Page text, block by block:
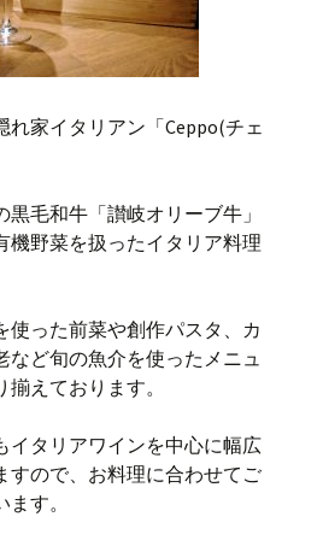
れ家イタリアン「Ceppo(チェ
毛和牛「讃岐オリーブ牛」
機野菜を扱ったイタリア料理
使った前菜や創作パスタ、カ
など旬の魚介を使ったメニュ
えております。
イタリアワインを中心に幅広
すので、お料理に合わせてご
す。